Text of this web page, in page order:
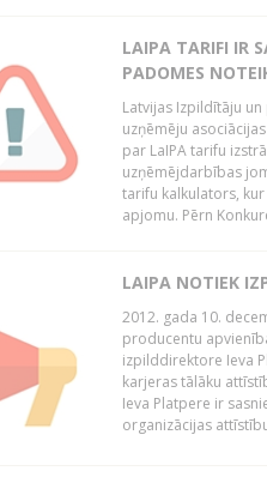
LAIPA TARIFI IR
PADOMES
Latvijas Izpildītāju
uzņēmēju
par LaIPA tarifu
uzņēmējdarbības
tarifu kalkulators,
apjomu. Pērn
LAIPA NOTIEK
2012. gada 10.
producentu
izpilddirektore Ieva
karjeras tālāku
Ieva Platpere ir
organizācijas